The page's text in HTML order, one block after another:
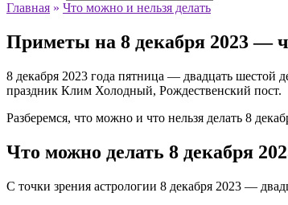
Главная » Что можно и нельзя делать
Приметы на 8 декабря 2023 —
8 декабря 2023 года пятница — двадцать шестой
праздник Клим Холодный, Рождественский пост.
Разберемся, что можно и что нельзя делать 8
Что можно делать 8 декабря
С точки зрения астрологии 8 декабря 2023 —